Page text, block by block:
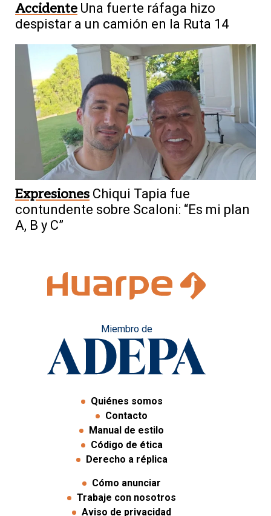
Accidente Una fuerte ráfaga hizo
despistar a un camión en la Ruta 14
Expresiones Chiqui Tapia fue
contundente sobre Scaloni: “Es mi plan
A, B y C”
Miembro de
Quiénes somos
Contacto
Manual de estilo
Código de ética
Derecho a réplica
Cómo anunciar
Trabaje con nosotros
Aviso de privacidad